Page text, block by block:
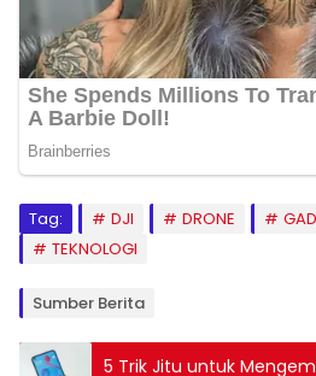
Tag: DJI DRONE
TEKNOLOGI
Sumber Berita
5 Trik Jitu untuk